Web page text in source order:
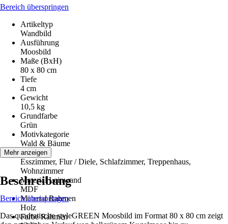
Bereich überspringen
Artikeltyp
Wandbild
Ausführung
Moosbild
Maße (BxH)
80 x 80 cm
Tiefe
4 cm
Gewicht
10,5 kg
Grundfarbe
Grün
Motivkategorie
Wald & Bäume
Räume
Esszimmer, Flur / Diele, Schlafzimmer, Treppenhaus,
Wohnzimmer
Material Leinwand
MDF
Material Rahmen
Holz
Farbe Rahmen
Mehr anzeigen
Beschreibung
Bereich überspringen
Das quadratische styleGREEN Moosbild im Format 80 x 80 cm zeigt